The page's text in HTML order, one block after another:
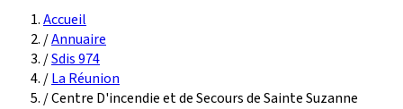
Accueil
/Annuaire
/Sdis 974
/La Réunion
/Centre D'incendie et de Secours de Sainte Suzanne